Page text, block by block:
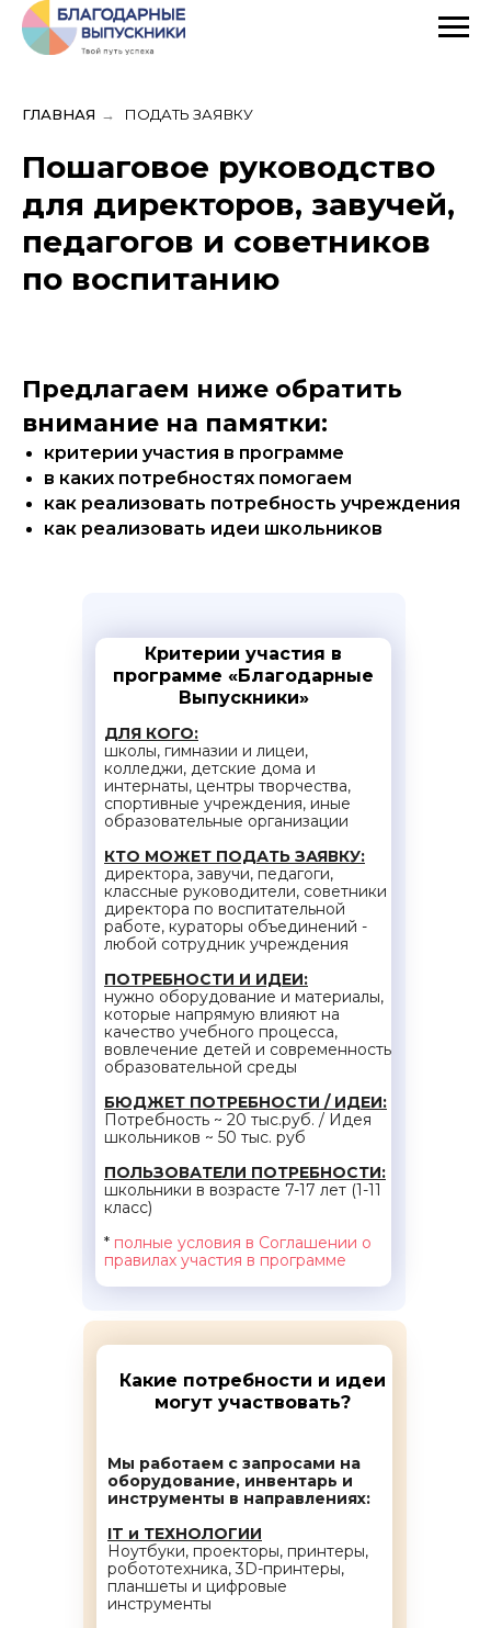
ГЛАВНАЯ → ПОДАТЬ ЗАЯВКУ
Пошаговое руководство
для директоров, завучей,
педагогов и советников
по воспитанию
Предлагаем ниже обратить
внимание на памятки:
критерии участия в программе
в каких потребностях помогаем
как реализовать потребность учреждения
как реализовать идеи школьников
Какие потребности и идеи
могут участвовать?
Мы работаем с запросами на
оборудование, инвентарь и
инструменты в направлениях:
IT и ТЕХНОЛОГИИ
Ноутбуки, проекторы, принтеры,
робототехника, 3D-принтеры,
планшеты и цифровые
инструменты
ДЛЯ КОГО:
школы, гимназии и лицеи,
колледжи, детские дома и
интернаты, центры творчества,
спортивные учреждения, иные
образовательные организации
КТО МОЖЕТ ПОДАТЬ ЗАЯВКУ:
директора, завучи, педагоги,
классные руководители, советники
директора по воспитательной
работе, кураторы объединений -
любой сотрудник учреждения
ПОТРЕБНОСТИ И ИДЕИ:
нужно оборудование и материалы,
которые напрямую влияют на
качество учебного процесса,
вовлечение детей и современность
образовательной среды
БЮДЖЕТ ПОТРЕБНОСТИ / ИДЕИ:
Потребность ~ 20 тыс.руб. / Идея
школьников ~ 50 тыс. руб
ПОЛЬЗОВАТЕЛИ ПОТРЕБНОСТИ:
школьники в возрасте 7-17 лет (1-11
класс)
* полные условия в Соглашении о
правилах участия в программе
Критерии участия в
программе «Благодарные
Выпускники»